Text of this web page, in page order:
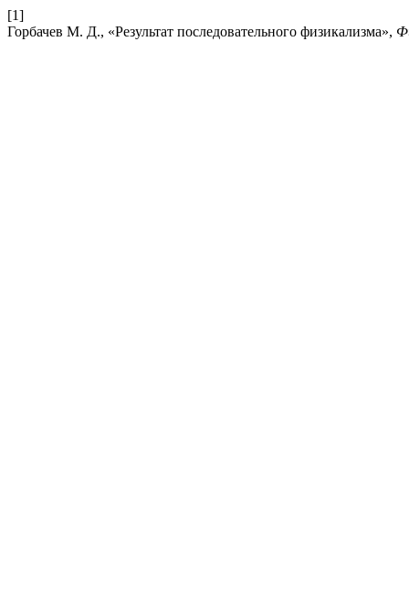
[1]
Горбачев М. Д., «Результат последовательного физикализма»,